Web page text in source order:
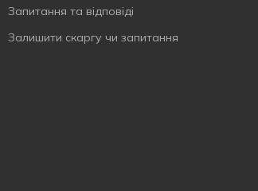
Запитання та відповіді
Залишити скаргу чи запитання